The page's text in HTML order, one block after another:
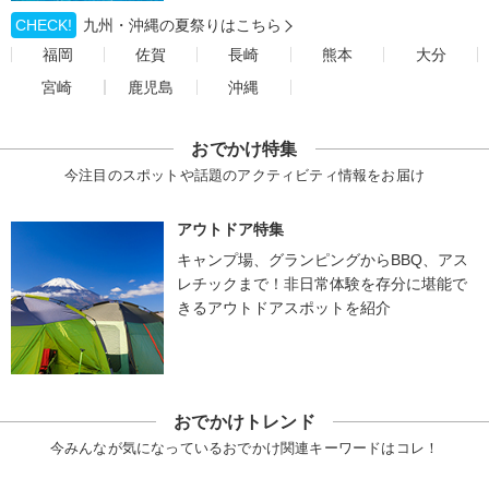
CHECK!
九州・沖縄の夏祭りはこちら
福岡
佐賀 長崎 熊本
大分
宮崎
鹿児島 沖縄
おでかけ特集
今注目のスポットや話題のアクティビティ情報をお届け
アウトドア特集
キャンプ場、グランピングからBBQ、アス
レチックまで！非日常体験を存分に堪能で
きるアウトドアスポットを紹介
おでかけトレンド
今みんなが気になっているおでかけ関連キーワードはコレ！